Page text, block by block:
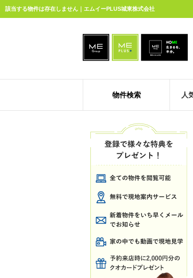
該当する物件は存在しません｜エムイーPLUS城東株式会社
物件検索 人